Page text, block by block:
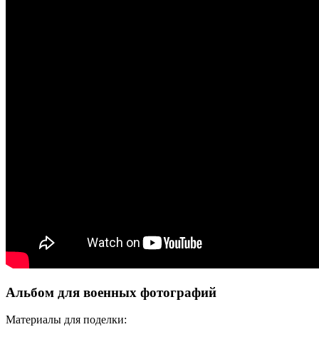
Альбом для военных фотографий
Материалы для поделки: